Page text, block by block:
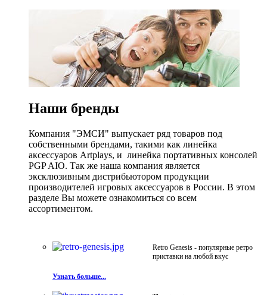
Наши бренды
Компания "ЭМСИ" выпускает ряд товаров под
собственными брендами, такими как линейка
аксессуаров Artplays, и линейка портативных консолей
PGP AIO. Так же наша компания является
эксклюзивным дистрибьютором продукции
производителей игровых аксессуаров в России. В этом
разделе Вы можете ознакомиться со всем
ассортиментом.
Retro Genesis - популярные ретро
приставки на любой вкус
Узнать больше...